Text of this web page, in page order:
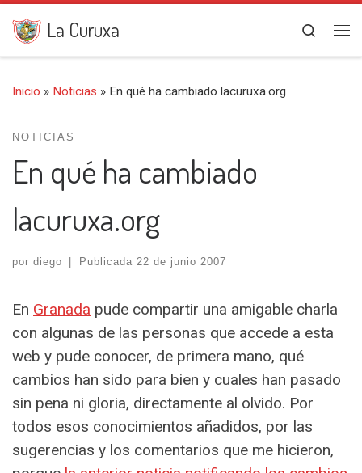
Saltar al contenido
La Curuxa
Search
Inicio » Noticias » En qué ha cambiado lacuruxa.org
NOTICIAS
En qué ha cambiado
lacuruxa.org
por diego Publicada 22 de junio 2007
En Granada pude compartir una amigable charla
con algunas de las personas que accede a esta
web y pude conocer, de primera mano, qué
cambios han sido para bien y cuales han pasado
sin pena ni gloria, directamente al olvido. Por
todos esos conocimientos añadidos, por las
sugerencias y los comentarios que me hicieron,